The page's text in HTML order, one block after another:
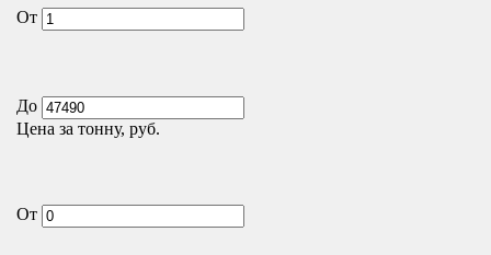
От
До
Цена за тонну, руб.
От